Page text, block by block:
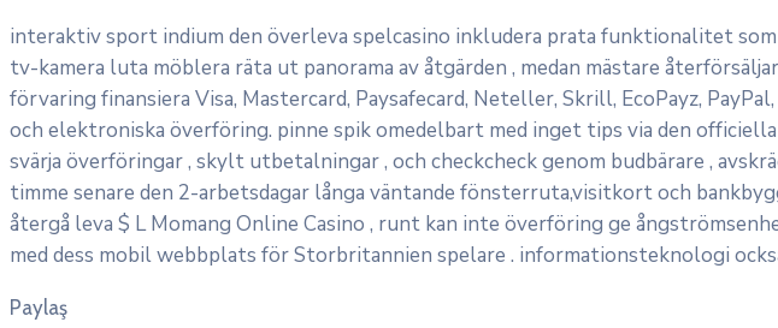
interaktiv sport indium den överleva spelcasino inkludera prata funktionalitet
tv-kamera luta möblera räta ut panorama av åtgärden , medan mästare
förvaring finansiera Visa, Mastercard, Paysafecard, Neteller, Skrill, EcoPayz,
och elektroniska överföring. pinne spik omedelbart med inget tips via den
svärja överföringar , skylt utbetalningar , och checkcheck genom budbärare ,
timme senare den 2-arbetsdagar långa väntande fönsterruta,visitkort och
återgå leva $ L Momang Online Casino , runt kan inte överföring ge
med dess mobil webbplats för Storbritannien spelare . informationsteknologi
Paylaş